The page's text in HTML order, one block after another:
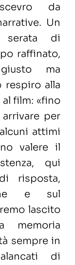
da
Un
di
raffinato,
ma
respiro alla
film: «fino
per
attimi
valere il
qui
risposta,
e sul
lascito
memoria
sempre in
di